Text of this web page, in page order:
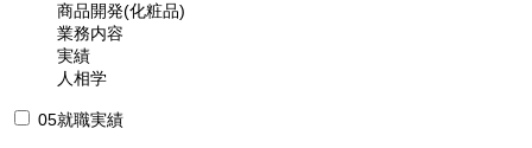
商品開発(化粧品)
業務内容
実績
人相学
05就職実績